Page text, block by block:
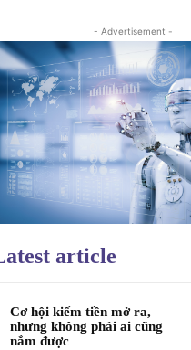
- Advertisement -
article
Cơ hội kiếm tiền mở ra,
nhưng không phải ai cũng
nắm được